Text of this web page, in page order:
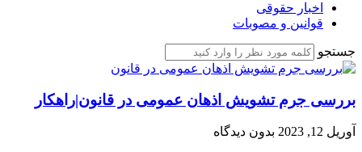
اخبار حقوقی
قوانین و مصوبات
جستجو
بررسی جرم تشویش اذهان عمومی در قانون|راهکار
آوریل 12, 2023 بدون دیدگاه